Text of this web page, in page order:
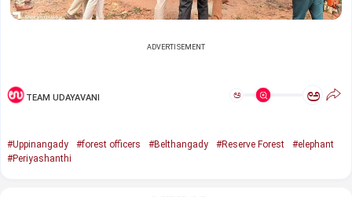
ADVERTISEMENT
TEAM UDAYAVANI ಅ ಅ
#Uppinangady #forest officers #Belthangady #Reserve Forest
#elephant
#Periyashanthi